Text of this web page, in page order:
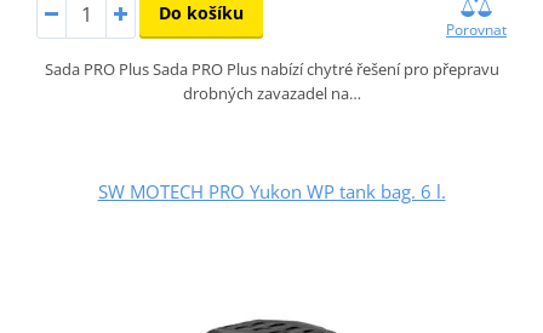
Do košíku
Porovnat
Sada PRO Plus Sada PRO Plus nabízí chytré řešení pro přepravu
drobných zavazadel na…
SW MOTECH PRO Yukon WP tank bag. 6 l.